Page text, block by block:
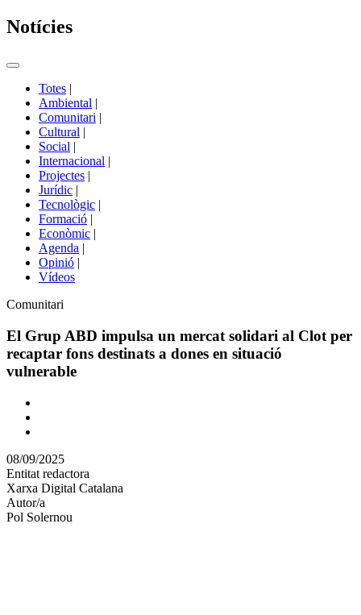
Notícies
Commutador
portals
Totes |
Ambiental |
Comunitari |
Cultural |
Social |
Internacional |
Projectes |
Jurídic |
Tecnològic |
Formació |
Econòmic |
Agenda |
Opinió |
Vídeos
Àmbit
la
Comunitari
El Grup ABD impulsa un mercat solidari al Clot per
recaptar fons destinats a dones en situació
vulnerable
Comparteix
altres
xarxes
socials
08/09/2025
Entitat redactora
Xarxa Digital Catalana
Autor/a
Pol Solernou